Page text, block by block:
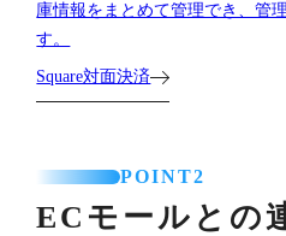
庫情報をまとめて管理でき、管
す。
Square対面決済
POINT2
ECモールとの